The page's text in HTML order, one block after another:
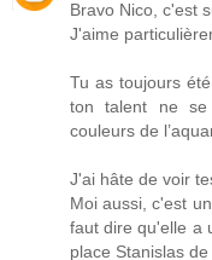
Bravo Nico, c'est
J'aime
Tu as toujours
ton talent ne
couleurs de
J'ai hâte de voir
Moi aussi, c'est
faut dire qu'elle a
place Stanislas